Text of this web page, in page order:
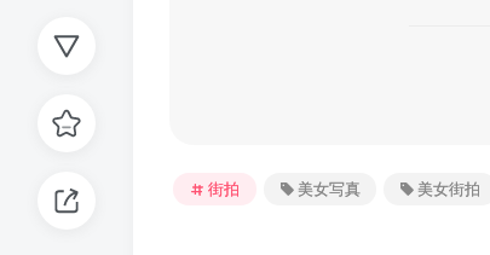
街拍 美女写真 美女街拍